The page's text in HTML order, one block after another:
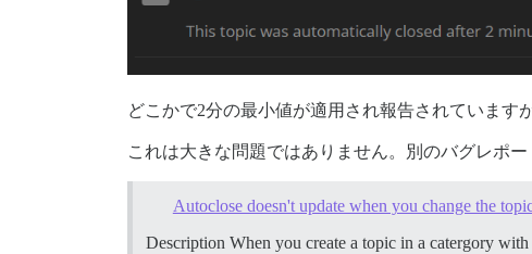
どこかで2分の最小値が適用され報告されています
これは大きな問題ではありません。別のバグレポ
Autoclose doesn't update when you change the
Description When you create a topic in a catergory